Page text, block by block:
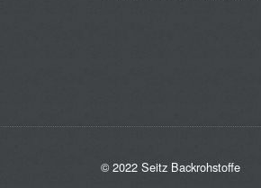
© 2022 Seitz Backrohstoffe